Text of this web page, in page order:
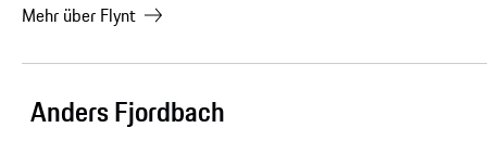
Mehr über Flynt
Anders Fjordbach